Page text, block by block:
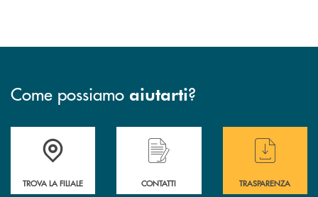
Come possiamo aiutarti?
Accedi all' elenco completo delle filiali di BCC Barlassina.
TROVA LA FILIALE
Hai bisogno di assistenza immediata ?
CONTATTI
Hai bisogno di
TRASPARENZA